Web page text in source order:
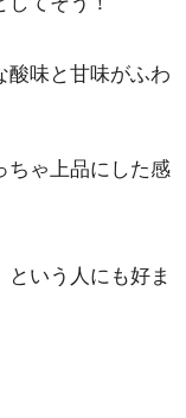
酸味と甘味がふわ
ちゃ上品にした感
いう人にも好ま